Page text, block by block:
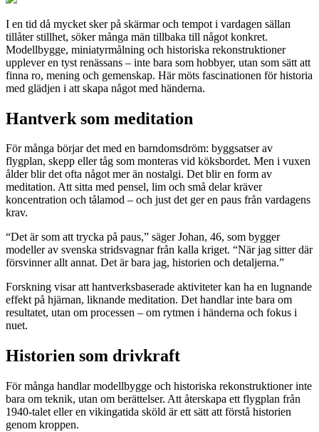
I en tid då mycket sker på skärmar och tempot i vardagen sällan
tillåter stillhet, söker många män tillbaka till något konkret.
Modellbygge, miniatyrmålning och historiska rekonstruktioner
upplever en tyst renässans – inte bara som hobbyer, utan som sätt att
finna ro, mening och gemenskap. Här möts fascinationen för historia
med glädjen i att skapa något med händerna.
Hantverk som meditation
För många börjar det med en barndomsdröm: byggsatser av
flygplan, skepp eller tåg som monteras vid köksbordet. Men i vuxen
ålder blir det ofta något mer än nostalgi. Det blir en form av
meditation. Att sitta med pensel, lim och små delar kräver
koncentration och tålamod – och just det ger en paus från vardagens
krav.
“Det är som att trycka på paus,” säger Johan, 46, som bygger
modeller av svenska stridsvagnar från kalla kriget. “När jag sitter där
försvinner allt annat. Det är bara jag, historien och detaljerna.”
Forskning visar att hantverksbaserade aktiviteter kan ha en lugnande
effekt på hjärnan, liknande meditation. Det handlar inte bara om
resultatet, utan om processen – om rytmen i händerna och fokus i
nuet.
Historien som drivkraft
För många handlar modellbygge och historiska rekonstruktioner inte
bara om teknik, utan om berättelser. Att återskapa ett flygplan från
1940-talet eller en vikingatida sköld är ett sätt att förstå historien
genom kroppen.